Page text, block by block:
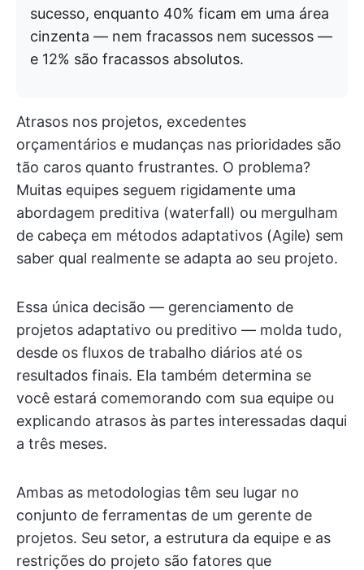
sucesso, enquanto 40% ficam em uma área
cinzenta — nem fracassos nem sucessos —
e 12% são fracassos absolutos.
Atrasos nos projetos, excedentes
orçamentários e mudanças nas prioridades são
tão caros quanto frustrantes. O problema?
Muitas equipes seguem rigidamente uma
abordagem preditiva (waterfall) ou mergulham
de cabeça em métodos adaptativos (Agile) sem
saber qual realmente se adapta ao seu projeto.
Essa única decisão — gerenciamento de
projetos adaptativo ou preditivo — molda tudo,
desde os fluxos de trabalho diários até os
resultados finais. Ela também determina se
você estará comemorando com sua equipe ou
explicando atrasos às partes interessadas daqui
a três meses.
Ambas as metodologias têm seu lugar no
conjunto de ferramentas de um gerente de
projetos. Seu setor, a estrutura da equipe e as
restrições do projeto são fatores que